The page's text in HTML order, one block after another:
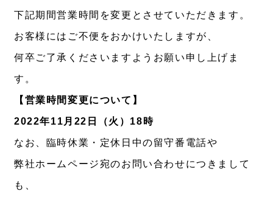
下記期間営業時間を変更とさせていただきます。
お客様にはご不便をおかけいたしますが、
何卒ご了承くださいますようお願い申し上げま
す。
【営業時間変更について】
2022年11月22日（火）18時
なお、臨時休業・定休日中の留守番電話や
弊社ホームページ宛のお問い合わせにつきまして
も、